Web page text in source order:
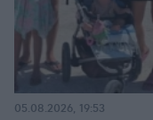
05.08.2026, 19:53